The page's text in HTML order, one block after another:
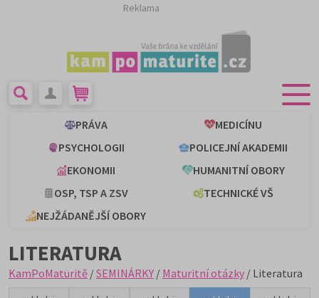
Reklama
PRÁVA
MEDICÍNU
PSYCHOLOGII
POLICEJNÍ AKADEMII
EKONOMII
HUMANITNÍ OBORY
OSP, TSP A ZSV
TECHNICKÉ VŠ
NEJŽÁDANĚJŠÍ OBORY
LITERATURA
KamPoMaturitě /SEMINÁRKY / Maturitní otázky / Literatura